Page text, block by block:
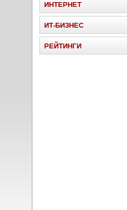
ИНТЕРНЕТ
ИТ-БИЗНЕС
РЕЙТИНГИ